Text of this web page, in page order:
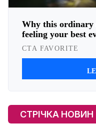
СТРІЧКА НОВИН